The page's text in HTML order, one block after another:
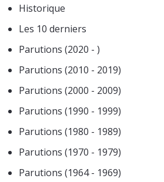
Historique
Les 10 derniers
Parutions (2020 - )
Parutions (2010 - 2019)
Parutions (2000 - 2009)
Parutions (1990 - 1999)
Parutions (1980 - 1989)
Parutions (1970 - 1979)
Parutions (1964 - 1969)